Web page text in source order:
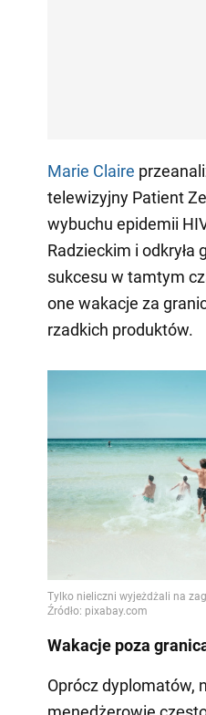
Marie Claire
telewizyjny Patient
wybuchu epidemii
Radzieckim i odkryła
sukcesu w tamtym
one wakacje za
rzadkich produktów.
Wakacje poza
Oprócz dyplomatów,